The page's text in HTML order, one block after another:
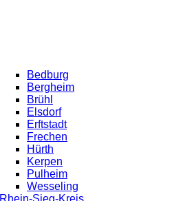
Bedburg
Bergheim
Brühl
Elsdorf
Erftstadt
Frechen
Hürth
Kerpen
Pulheim
Wesseling
Rhein-Sieg-Kreis